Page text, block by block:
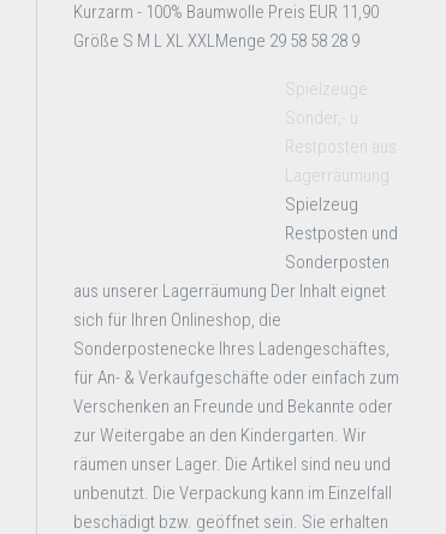
Kurzarm - 100% Baumwolle Preis EUR 11,90
Größe S M L XL XXLMenge 29 58 58 28 9
Spielzeuge
Sonder,- u.
Restposten aus
Lagerräumung
Spielzeug
Restposten und
Sonderposten
aus unserer Lagerräumung Der Inhalt eignet
sich für Ihren Onlineshop, die
Sonderpostenecke Ihres Ladengeschäftes,
für An- & Verkaufgeschäfte oder einfach zum
Verschenken an Freunde und Bekannte oder
zur Weitergabe an den Kindergarten. Wir
räumen unser Lager. Die Artikel sind neu und
unbenutzt. Die Verpackung kann im Einzelfall
beschädigt bzw. geöffnet sein. Sie erhalten